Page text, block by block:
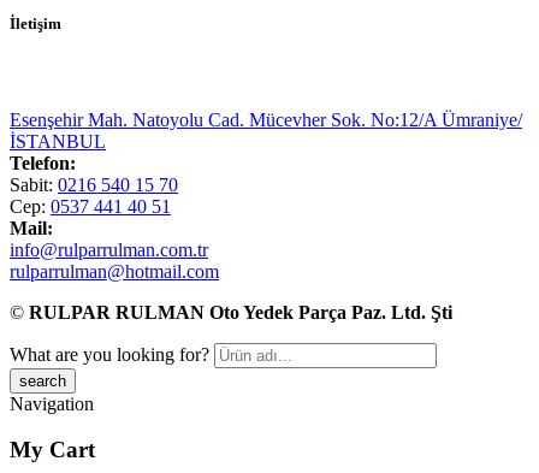
İletişim
Esenşehir Mah. Natoyolu Cad. Mücevher Sok. No:12/A Ümraniye/
İSTANBUL
Telefon:
Sabit: 0216 540 15 70
Cep: 0537 441 40 51
Mail:
info@rulparrulman.com.tr
rulparrulman@hotmail.com
© RULPAR RULMAN Oto Yedek Parça Paz. Ltd. Şti
What are you looking for?
Navigation
My Cart